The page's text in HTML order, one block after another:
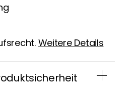
Weitere Details